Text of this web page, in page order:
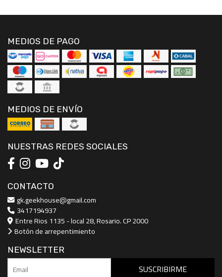
MEDIOS DE PAGO
MEDIOS DE ENVÍO
NUESTRAS REDES SOCIALES
CONTACTO
gk.geekhouse@gmail.com
3417194937
Entre Rios 1135 - local 28, Rosario. CP 2000
Botón de arrepentimiento
NEWSLETTER
SUSCRIBIRME